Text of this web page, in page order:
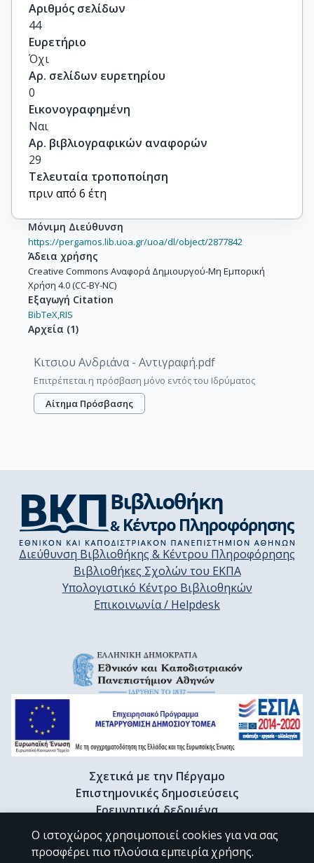
Αριθμός σελίδων
44
Ευρετήριο
Όχι
Αρ. σελίδων ευρετηρίου
0
Εικονογραφημένη
Ναι
Αρ. βιβλιογραφικών αναφορών
29
Τελευταία τροποποίηση
πριν από 6 έτη
Μόνιμη Διεύθυνση
https://pergamos.lib.uoa.gr/uoa/dl/object/2877842
Άδεια χρήσης
Creative Commons Αναφορά Δημιουργού-Μη Εμπορική
Χρήση 4.0 (CC-BY-NC)
Εξαγωγή Citation
BibTeX,RIS
Αρχεία (1)
Κιτσιου Ανδριάνα - Αντιγραφή.pdf
Επιτρέπεται η πρόσβαση μόνο εντός του Ιδρύματος
Αίτημα Πρόσβασης
Διεύθυνση Βιβλιοθήκης & Κέντρου Πληροφόρησης
Βιβλιοθήκες Σχολών του ΕΚΠΑ
Υπολογιστικό Κέντρο Βιβλιοθηκών
Επικοινωνία / Helpdesk
Σχετικά με την Πέργαμο
Επιστημονικές δημοσιεύσεις
Ερευνητικά δεδομένα
Διδακτορικές διατριβές & Γκρίζα βιβλιογραφία
Προφίλ Ερευνητή
Ο ιστοχώρος χρησιμοποιεί cookies για να σας
προσφέρει πιο πλούσια εμπειρία χρήσης.